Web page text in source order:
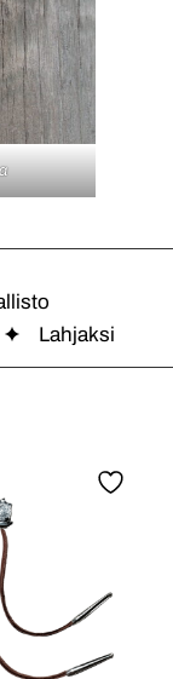
Lahjaksi